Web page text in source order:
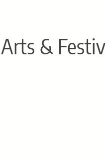
Arts &